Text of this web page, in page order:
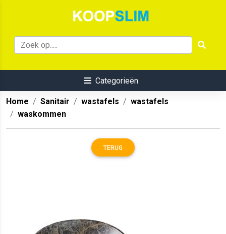
Categorieën
Home Sanitair wastafels
wastafels
waskommen
TERUG